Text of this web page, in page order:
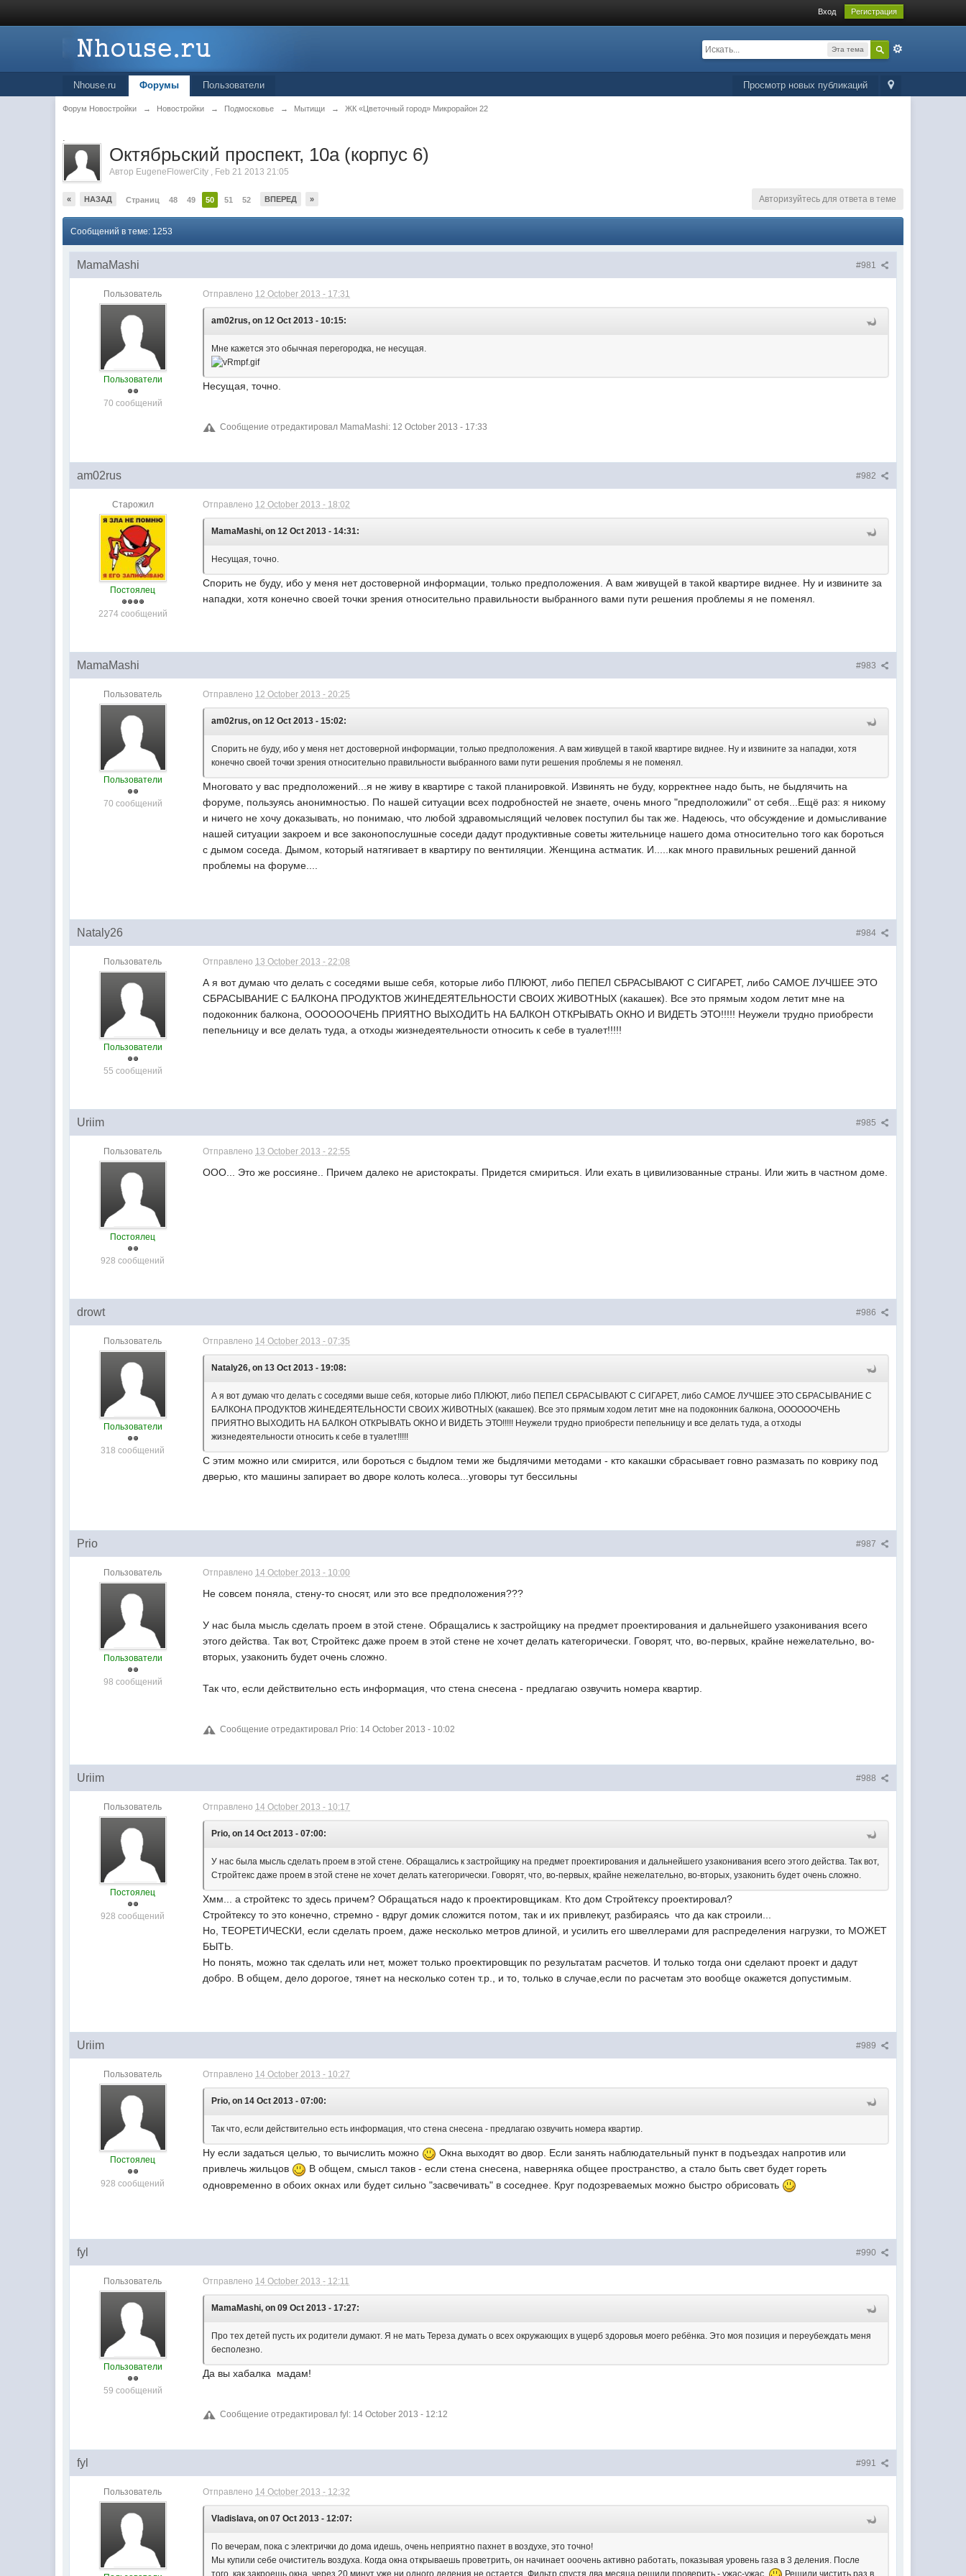
Вход Регистрация
Эта тема
Просмотр новых публикаций
Nhouse.ru Форумы Пользователи
Форум Новостройки → Новостройки → Подмосковье → Мытищи → ЖК «Цветочный город» Микрорайон 22
.
Октябрьский проспект, 10а (корпус 6)
Автор EugeneFlowerCity , Feb 21 2013 21:05
« НАЗАД Страниц 48 49 50 51 52 ВПЕРЕД » Авторизуйтесь для ответа в теме
Сообщений в теме: 1253
#981
MamaMashi
Пользователь
Пользователи
70 сообщений
Отправлено 12 October 2013 - 17:31
am02rus, on 12 Oct 2013 - 10:15:
Мне кажется это обычная перегородка, не несущая.
Несущая, точно.
Сообщение отредактировал MamaMashi: 12 October 2013 - 17:33
#982
am02rus
Старожил
Постоялец
2274 сообщений
Отправлено 12 October 2013 - 18:02
MamaMashi, on 12 Oct 2013 - 14:31:
Несущая, точно.
Спорить не буду, ибо у меня нет достоверной информации, только предположения. А вам живущей в такой квартире виднее. Ну и извините за
нападки, хотя конечно своей точки зрения относительно правильности выбранного вами пути решения проблемы я не поменял.
#983
MamaMashi
Пользователь
Пользователи
70 сообщений
Отправлено 12 October 2013 - 20:25
am02rus, on 12 Oct 2013 - 15:02:
Спорить не буду, ибо у меня нет достоверной информации, только предположения. А вам живущей в такой квартире виднее. Ну и извините за нападки, хотя
конечно своей точки зрения относительно правильности выбранного вами пути решения проблемы я не поменял.
Многовато у вас предположений...я не живу в квартире с такой планировкой. Извинять не буду, корректнее надо быть, не быдлячить на
форуме, пользуясь анонимностью. По нашей ситуации всех подробностей не знаете, очень много "предположили" от себя...Ещё раз: я никому
и ничего не хочу доказывать, но понимаю, что любой здравомыслящий человек поступил бы так же. Надеюсь, что обсуждение и домысливание
нашей ситуации закроем и все законопослушные соседи дадут продуктивные советы жительнице нашего дома относительно того как бороться
с дымом соседа. Дымом, который натягивает в квартиру по вентиляции. Женщина астматик. И.....как много правильных решений данной
проблемы на форуме....
#984
Nataly26
Пользователь
Пользователи
55 сообщений
Отправлено 13 October 2013 - 22:08
А я вот думаю что делать с соседями выше себя, которые либо ПЛЮЮТ, либо ПЕПЕЛ СБРАСЫВАЮТ С СИГАРЕТ, либо САМОЕ ЛУЧШЕЕ ЭТО
СБРАСЫВАНИЕ С БАЛКОНА ПРОДУКТОВ ЖИНЕДЕЯТЕЛЬНОСТИ СВОИХ ЖИВОТНЫХ (какашек). Все это прямым ходом летит мне на
подоконник балкона, ООООООЧЕНЬ ПРИЯТНО ВЫХОДИТЬ НА БАЛКОН ОТКРЫВАТЬ ОКНО И ВИДЕТЬ ЭТО!!!!! Неужели трудно приобрести
пепельницу и все делать туда, а отходы жизнедеятельности относить к себе в туалет!!!!!
#985
Uriim
Пользователь
Постоялец
928 сообщений
Отправлено 13 October 2013 - 22:55
ООО... Это же россияне.. Причем далеко не аристократы. Придется смириться. Или ехать в цивилизованные страны. Или жить в частном доме.
#986
drowt
Пользователь
Пользователи
318 сообщений
Отправлено 14 October 2013 - 07:35
Nataly26, on 13 Oct 2013 - 19:08:
А я вот думаю что делать с соседями выше себя, которые либо ПЛЮЮТ, либо ПЕПЕЛ СБРАСЫВАЮТ С СИГАРЕТ, либо САМОЕ ЛУЧШЕЕ ЭТО СБРАСЫВАНИЕ С
БАЛКОНА ПРОДУКТОВ ЖИНЕДЕЯТЕЛЬНОСТИ СВОИХ ЖИВОТНЫХ (какашек). Все это прямым ходом летит мне на подоконник балкона, ООООООЧЕНЬ
ПРИЯТНО ВЫХОДИТЬ НА БАЛКОН ОТКРЫВАТЬ ОКНО И ВИДЕТЬ ЭТО!!!!! Неужели трудно приобрести пепельницу и все делать туда, а отходы
жизнедеятельности относить к себе в туалет!!!!!
С этим можно или смирится, или бороться с быдлом теми же быдлячими методами - кто какашки сбрасывает говно размазать по коврику под
дверью, кто машины запирает во дворе колоть колеса...уговоры тут бессильны
#987
Prio
Пользователь
Пользователи
98 сообщений
Отправлено 14 October 2013 - 10:00
Не совсем поняла, стену-то сносят, или это все предположения???
У нас была мысль сделать проем в этой стене. Обращались к застройщику на предмет проектирования и дальнейшего узаконивания всего
этого действа. Так вот, Стройтекс даже проем в этой стене не хочет делать категорически. Говорят, что, во-первых, крайне нежелательно, во-
вторых, узаконить будет очень сложно.
Так что, если действительно есть информация, что стена снесена - предлагаю озвучить номера квартир.
Сообщение отредактировал Prio: 14 October 2013 - 10:02
#988
Uriim
Пользователь
Постоялец
928 сообщений
Отправлено 14 October 2013 - 10:17
Prio, on 14 Oct 2013 - 07:00:
У нас была мысль сделать проем в этой стене. Обращались к застройщику на предмет проектирования и дальнейшего узаконивания всего этого действа. Так вот,
Стройтекс даже проем в этой стене не хочет делать категорически. Говорят, что, во-первых, крайне нежелательно, во-вторых, узаконить будет очень сложно.
Хмм... а стройтекс то здесь причем? Обращаться надо к проектировщикам. Кто дом Стройтексу проектировал?
Стройтексу то это конечно, стремно - вдруг домик сложится потом, так и их привлекут, разбираясь что да как строили...
Но, ТЕОРЕТИЧЕСКИ, если сделать проем, даже несколько метров длиной, и усилить его швеллерами для распределения нагрузки, то МОЖЕТ
БЫТЬ.
Но понять, можно так сделать или нет, может только проектировщик по результатам расчетов. И только тогда они сделают проект и дадут
добро. В общем, дело дорогое, тянет на несколько сотен т.р., и то, только в случае,если по расчетам это вообще окажется допустимым.
#989
Uriim
Пользователь
Постоялец
928 сообщений
Отправлено 14 October 2013 - 10:27
Prio, on 14 Oct 2013 - 07:00:
Так что, если действительно есть информация, что стена снесена - предлагаю озвучить номера квартир.
Ну если задаться целью, то вычислить можно
Окна выходят во двор. Если занять наблюдательный пункт в подъездах напротив или
привлечь жильцов
В общем, смысл таков - если стена снесена, наверняка общее пространство, а стало быть свет будет гореть
одновременно в обоих окнах или будет сильно "засвечивать" в соседнее. Круг подозреваемых можно быстро обрисовать
#990
fyl
Пользователь
Пользователи
59 сообщений
Отправлено 14 October 2013 - 12:11
MamaMashi, on 09 Oct 2013 - 17:27:
Про тех детей пусть их родители думают. Я не мать Тереза думать о всех окружающих в ущерб здоровья моего ребёнка. Это моя позиция и переубеждать меня
бесполезно.
Да вы хабалка мадам!
Сообщение отредактировал fyl: 14 October 2013 - 12:12
#991
fyl
Пользователь Отправлено 14 October 2013 - 12:32
Vladislava, on 07 Oct 2013 - 12:07:
По вечерам, пока с электрички до дома идешь, очень неприятно пахнет в воздухе, это точно!
Мы купили себе очиститель воздуха. Когда окна открываешь проветрить, он начинает ооочень активно работать, показывая уровень газа в 3 деления. После